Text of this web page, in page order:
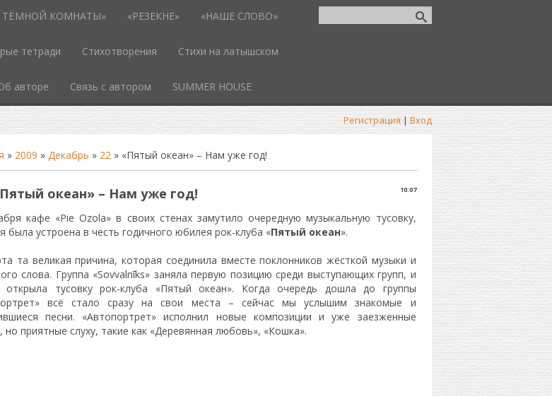
ТЁМНОЙ КОМНАТЫ» «РЕЗЕКНЕ» «НАШЕ СЛОВО»
тетради Стихотворения Стихи на латышском
авторе Связь с автором SUMMER HOUSE
Регистрация | Вход
» 2009 » Декабрь » 22» «Пятый океан» – Нам уже год!
10:07
океан» – Нам уже год!
кафе «Pie Ozola» в своих стенах замутило очередную музыкальную тусовку,
была устроена в честь годичного юбилея рок-клуба «Пятый океан».
та великая причина, которая соединила вместе поклонников жёсткой музыки и
слова. Группа «Sovvalnīks» заняла первую позицию среди выступающих групп, и
открыла тусовку рок-клуба «Пятый океан». Когда очередь дошла до группы
всё стало сразу на свои места – сейчас мы услышим знакомые и
песни. «Автопортрет» исполнил новые композиции и уже заезженные
но приятные слуху, такие как «Деревянная любовь», «Кошка».